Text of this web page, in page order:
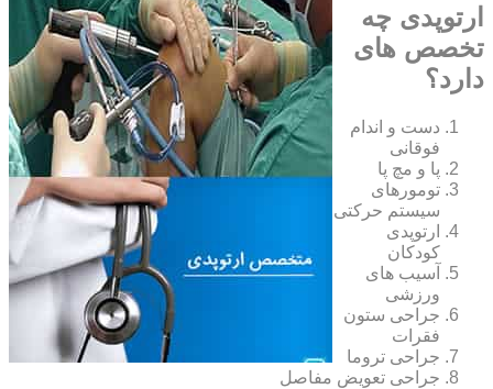
ارتوپدی چه
تخصص های
دارد؟
دست و اندام
فوقانی
پا و مچ پا
تومورهای
سیستم حرکتی
ارتوپدی
کودکان
آسیب های
ورزشی
جراحی ستون
فقرات
جراحی تروما
جراحی تعویض مفاصل